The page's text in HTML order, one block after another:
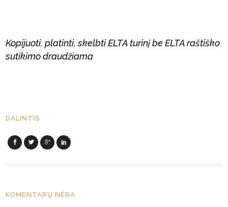
Kopijuoti, platinti, skelbti ELTA turinį be ELTA raštiško
sutikimo draudžiama
DALINTIS
KOMENTARŲ NĖRA